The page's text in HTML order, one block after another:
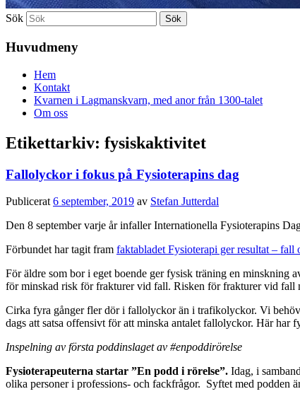
Sök
Huvudmeny
Hem
Kontakt
Kvarnen i Lagmanskvarn, med anor från 1300-talet
Om oss
Etikettarkiv: fysiskaktivitet
Fallolyckor i fokus på Fysioterapins dag
Publicerat 6 september, 2019 av Stefan Jutterdal
Den 8 september varje år infaller Internationella Fysioterapins
Förbundet har tagit fram faktabladet Fysioterapi ger resultat – fall
För äldre som bor i eget boende ger fysisk träning en minskning
för minskad risk för frakturer vid fall. Risken för frakturer vid fall
Cirka fyra gånger fler dör i fallolyckor än i trafikolyckor. Vi
dags att satsa offensivt för att minska antalet fallolyckor. Här har
Inspelning av första poddinslaget av #enpoddirörelse
Fysioterapeuterna startar ”En podd i rörelse”. Idag, i
olika personer i professions- och fackfrågor. Syftet med podden